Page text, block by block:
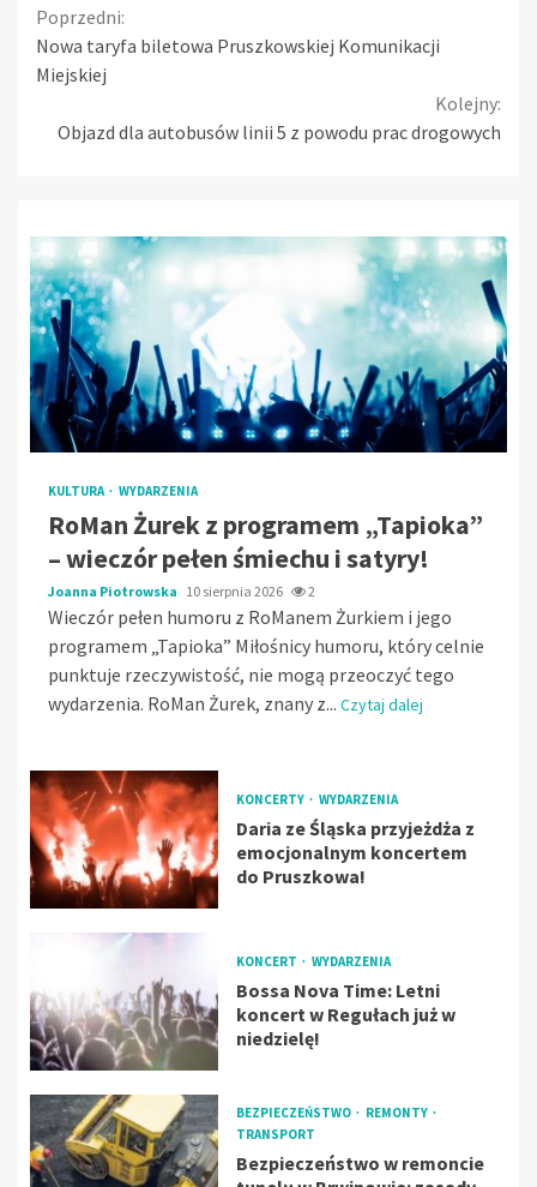
Continue
Reading
Poprzedni:
Nowa taryfa biletowa Pruszkowskiej Komunikacji
Miejskiej
Kolejny:
Objazd dla autobusów linii 5 z powodu prac drogowych
KULTURA WYDARZENIA
RoMan Żurek z programem „Tapioka”
– wieczór pełen śmiechu i satyry!
Joanna Piotrowska 10 sierpnia 2026 2
Wieczór pełen humoru z RoManem Żurkiem i jego
programem „Tapioka” Miłośnicy humoru, który celnie
punktuje rzeczywistość, nie mogą przeoczyć tego
wydarzenia. RoMan Żurek, znany z... Czytaj dalej
KONCERTY WYDARZENIA
Daria ze Śląska przyjeżdża z
emocjonalnym koncertem
do Pruszkowa!
KONCERT WYDARZENIA
Bossa Nova Time: Letni
koncert w Regułach już w
niedzielę!
BEZPIECZEŃSTWO
REMONTY
TRANSPORT
Bezpieczeństwo w remoncie